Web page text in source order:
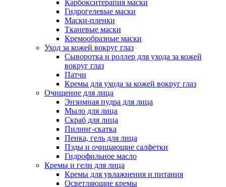
Карбокситерапия маски
Гидрогелевые маски
Маски-пленки
Тканевые маски
Кремообразные маски
Уход за кожей вокруг глаз
Сыворотка и роллер для ухода за кожей
вокруг глаз
Патчи
Кремы для ухода за кожей вокруг глаз
Очищение для лица
Энзимная пудра для лица
Мыло для лица
Скраб для лица
Пилинг-скатка
Пенка, гель для лица
Пэды и очищающие салфетки
Гидрофильное масло
Кремы и гели для лица
Кремы для увлажнения и питания
Осветляющие кремы